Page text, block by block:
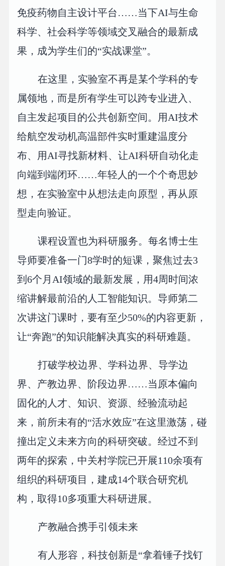
免疫药物自主设计平台……当下AI与生命
科学、社会科学等领域交叉融合的最新成
果，成为学生们的“实战课堂”。
在这里，实验室不再是某个学科的专
属领地，而是所有学生可以跨专业进入、
自主发起项目的公共创新空间。用AI技术
给航空发动机高温部件实时重建温度分
布、用AI寻找新材料、让AI科研自动化走
向端到端闭环……年轻人的一个个奇思妙
想，在实验室中从想法走向原型，再从原
型走向验证。
课程设置也为科研服务。每名博士生
导师要准备一门8学时的短课，聚焦过去3
到6个月AI领域的最新发展，用4周时间浓
缩讲解最前沿的人工智能知识。导师第二
次讲这门课时，要有至少50%的内容更新，
让“奔跑”的知识能解决真实的科研难题。
打破学校边界、学科边界、导学边
界、产教边界、阶段边界……当原本偏向
固化的人才、知识、资源、经验流动起
来，前所未有的“活水效应”在这里激荡，碰
撞出定义未来方向的科研突破。经过不到
两年的探索，中关村学院已开展110余项有
组织的科研项目，建成14个联合研究机
构，取得10多项重大科研进展。
产教融合携手引领未来
有人形容，科技创新是“拿着锤子找钉